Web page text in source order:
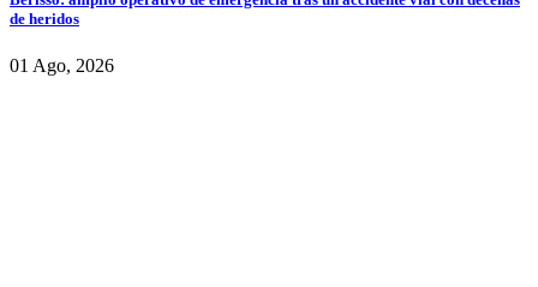
de heridos
01 Ago, 2026